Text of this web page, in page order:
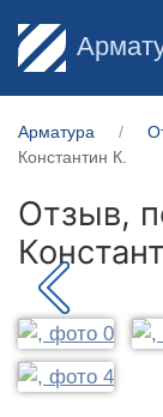
Арматура
Константин К.
Отзыв,